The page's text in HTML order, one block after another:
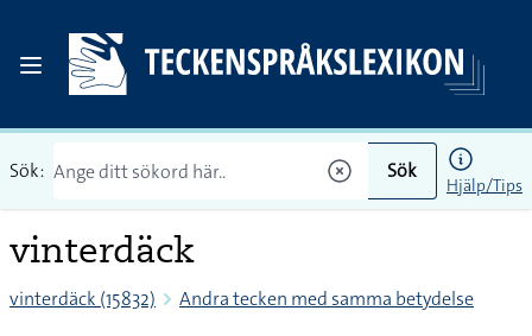
Sök: Sök
Hjälp/Tips
vinterdäck
vinterdäck (15832) Andra tecken med samma betydelse